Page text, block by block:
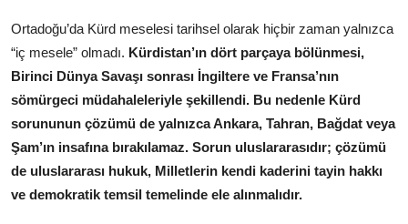
Ortadoğu’da Kürd meselesi tarihsel olarak hiçbir zaman yalnızca
“iç mesele” olmadı. Kürdistan’ın dört parçaya bölünmesi,
Birinci Dünya Savaşı sonrası İngiltere ve Fransa’nın
sömürgeci müdahaleleriyle şekillendi. Bu nedenle Kürd
sorununun çözümü de yalnızca Ankara, Tahran, Bağdat veya
Şam’ın insafına bırakılamaz. Sorun uluslararasıdır; çözümü
de uluslararası hukuk, Milletlerin kendi kaderini tayin hakkı
ve demokratik temsil temelinde ele alınmalıdır.